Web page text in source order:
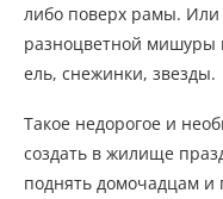
либо поверх рамы. Или
разноцветной мишуры
ель, снежинки, звезды.
Такое недорогое и
создать в жилище
поднять домочадцам и